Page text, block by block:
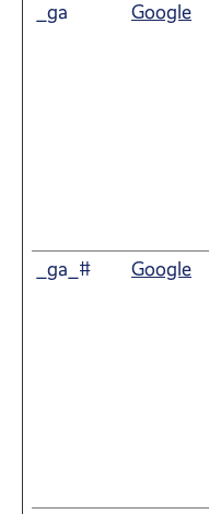
_ga Google
_ga_# Google